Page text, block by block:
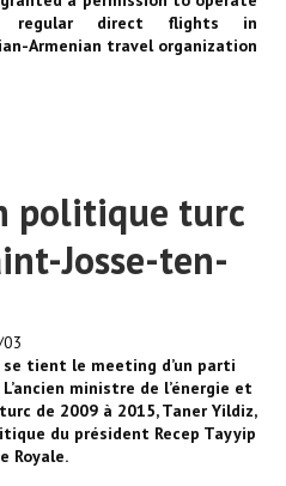
regular direct flights in
Armenian travel organization
politique turc
Josse-ten-
se tient le meeting d’un parti
ministre de l’énergie et
de 2009 à 2015, Taner Yildiz,
du président Recep Tayyip
Royale.